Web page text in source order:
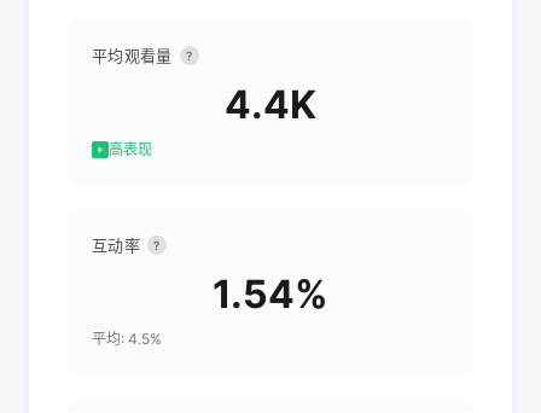
平均观看量 ?
4.4K
高表现
互动率 ?
1.54%
平均: 4.5%